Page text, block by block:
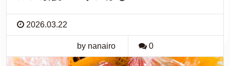
2026.03.22
by nanairo 0